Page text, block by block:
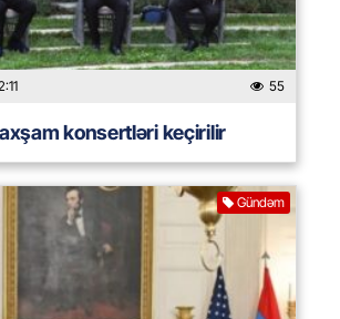
55
konsertləri keçirilir
Gündəm